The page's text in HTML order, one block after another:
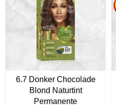
6.7 Donker Chocolade
Blond Naturtint
Permanente